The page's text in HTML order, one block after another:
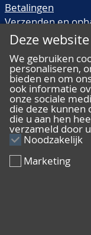
Betalingen
Verzenden en
Veilingtermen
Veelgestelde
ALGEMEEN
Algemene
© 2026 De
Deze
We gebruiken
personaliseren,
bieden en om
ook informatie
onze sociale
die deze
die u aan hen
verzameld door
Noodzakelijk
Marketing